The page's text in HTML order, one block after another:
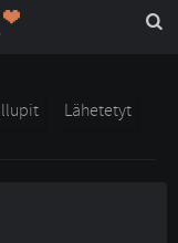
Lähetetyt